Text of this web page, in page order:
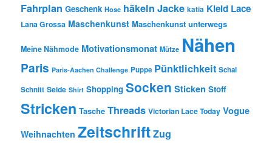
Fahrplan Geschenk Hose häkeln Jacke katia Kleid Lace
Lana Grossa Maschenkunst Maschenkunst unterwegs
Meine Nähmode Motivationsmonat Mütze Nähen
Paris Paris-Aachen Challenge Puppe Pünktlichkeit Schal
Schnitt Seide Shirt Shopping Socken Sticken Stoff
Stricken Tasche Threads Victorian Lace Today Vogue
Weihnachten ZeitschriftZug